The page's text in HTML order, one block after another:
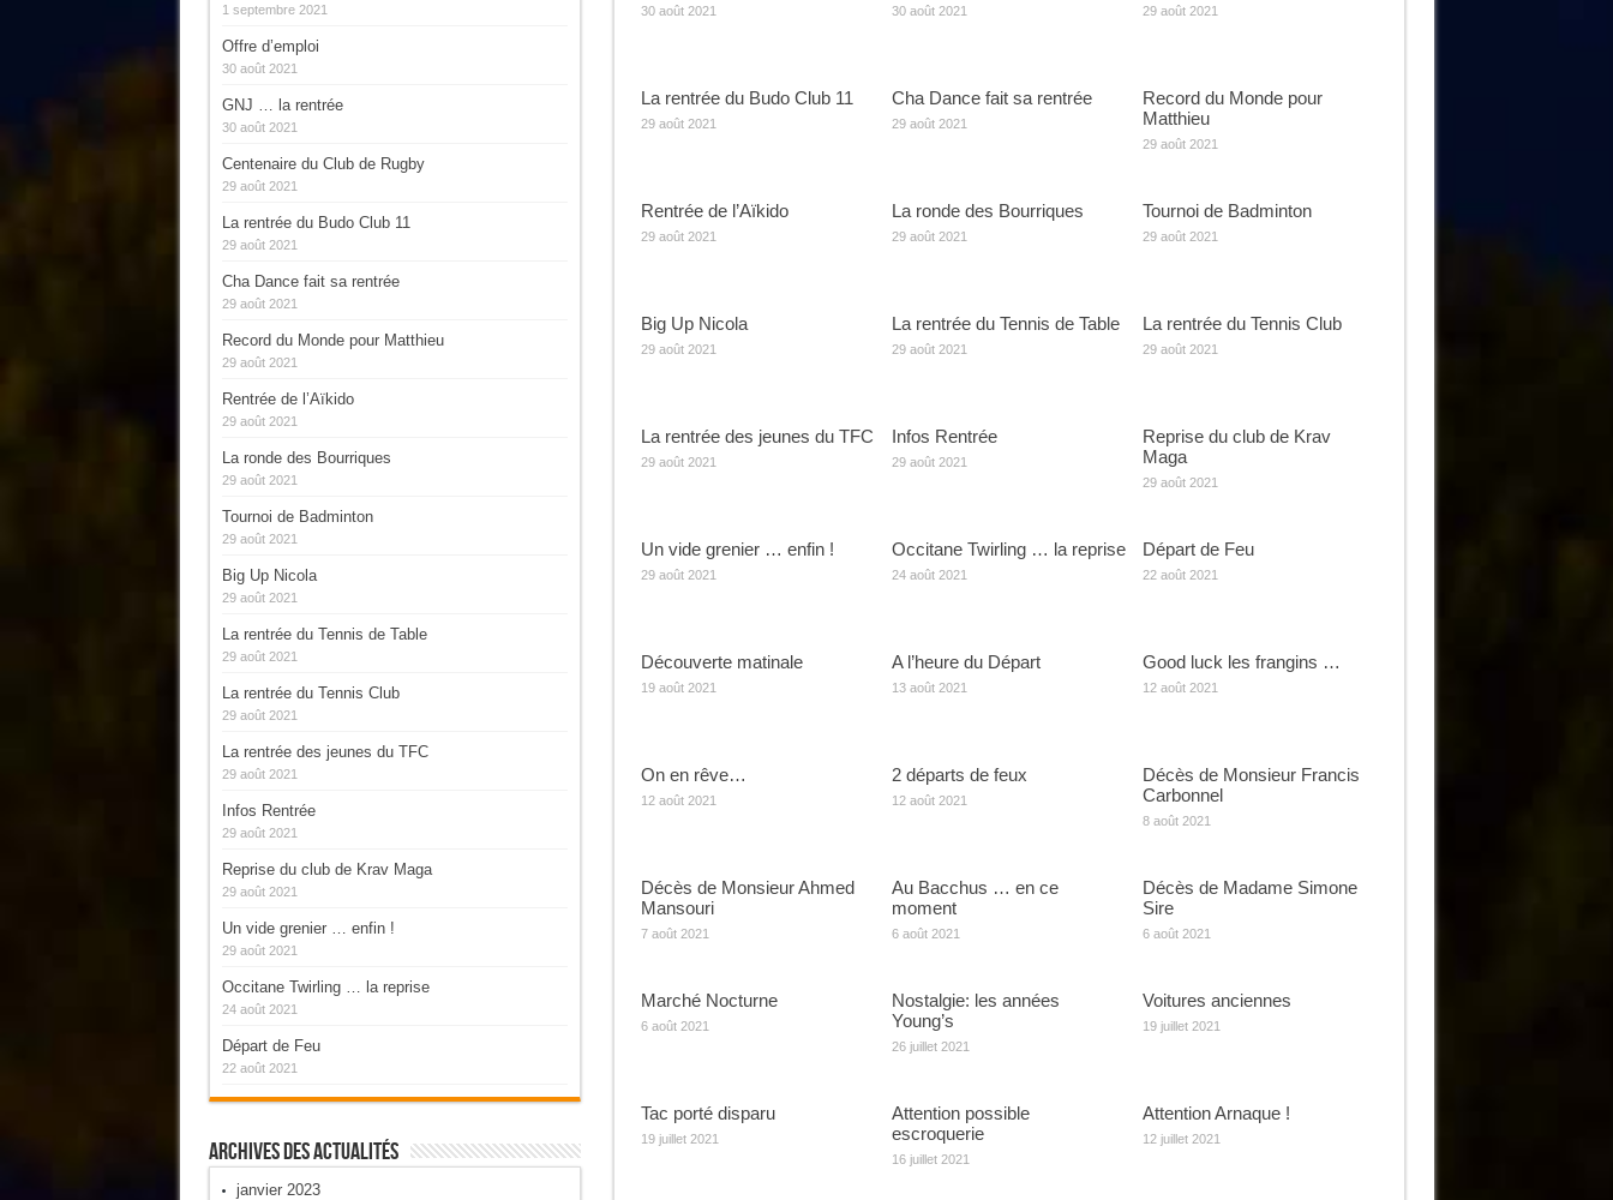
30 août 2021 30 août 2021 29 août 2021
La rentrée du Budo Club 11
29 août 2021
Cha Dance fait sa rentrée
29 août 2021
Record du Monde pour
Matthieu
29 août 2021
Rentrée de l’Aïkido
29 août 2021
La ronde des Bourriques
29 août 2021
Tournoi de Badminton
29 août 2021
Big Up Nicola
29 août 2021
La rentrée du Tennis de Table
29 août 2021
La rentrée du Tennis Club
29 août 2021
La rentrée des jeunes du TFC
29 août 2021
Infos Rentrée
29 août 2021
Reprise du club de Krav
Maga
29 août 2021
Un vide grenier … enfin !
29 août 2021
Occitane Twirling … la reprise
24 août 2021
Départ de Feu
22 août 2021
Découverte matinale
19 août 2021
A l’heure du Départ
13 août 2021
Good luck les frangins …
12 août 2021
On en rêve…
12 août 2021
2 départs de feux
12 août 2021
Décès de Monsieur Francis
Carbonnel
8 août 2021
Décès de Monsieur Ahmed
Mansouri
7 août 2021
Au Bacchus … en ce
moment
6 août 2021
Décès de Madame Simone
Sire
6 août 2021
Marché Nocturne
6 août 2021
Nostalgie: les années
Young’s
26 juillet 2021
Voitures anciennes
19 juillet 2021
Tac porté disparu
19 juillet 2021
Attention possible
escroquerie
16 juillet 2021
Attention Arnaque !
12 juillet 2021
1 septembre 2021
Offre d’emploi
30 août 2021
GNJ … la rentrée
30 août 2021
Centenaire du Club de Rugby
29 août 2021
La rentrée du Budo Club 11
29 août 2021
Cha Dance fait sa rentrée
29 août 2021
Record du Monde pour Matthieu
29 août 2021
Rentrée de l’Aïkido
29 août 2021
La ronde des Bourriques
29 août 2021
Tournoi de Badminton
29 août 2021
Big Up Nicola
29 août 2021
La rentrée du Tennis de Table
29 août 2021
La rentrée du Tennis Club
29 août 2021
La rentrée des jeunes du TFC
29 août 2021
Infos Rentrée
29 août 2021
Reprise du club de Krav Maga
29 août 2021
Un vide grenier … enfin !
29 août 2021
Occitane Twirling … la reprise
24 août 2021
Départ de Feu
22 août 2021
Archives Des Actualités
janvier 2023